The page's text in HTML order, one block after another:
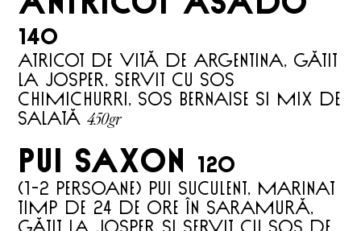
140
Atricot de vită de Argentina, gătit
la Josper, servit cu sos
chimichurri, sos bernaise si mix de
salată450gr
Pui saxon 120
(1-2 persoane) Pui suculent, marinat
timp de 24 de ore în saramură,